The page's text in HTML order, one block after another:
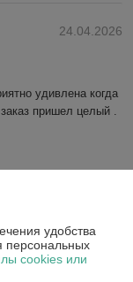
24.04.2026
удивлена когда
пришел целый .
удобства
персональных
cookies или